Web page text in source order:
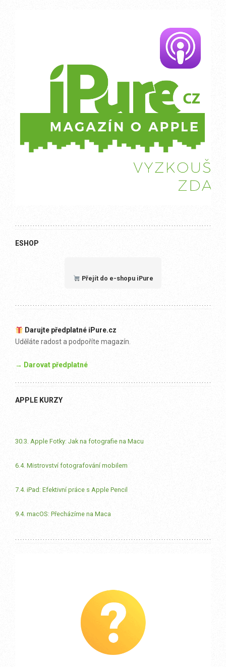
ESHOP
Přejít do e-shopu iPure
Darujte předplatné iPure.cz
Uděláte radost a podpoříte magazín.
→ Darovat předplatné
APPLE KURZY
30.3. Apple Fotky: Jak na fotografie na Macu
6.4. Mistrovství fotografování mobilem
7.4. iPad: Efektivní práce s Apple Pencil
9.4. macOS: Přecházíme na Maca